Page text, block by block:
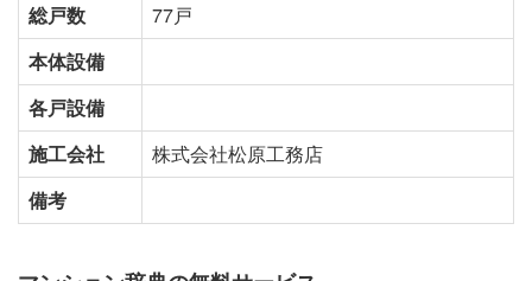
総戸数
77戸
本体設備
各戸設備
施工会社
株式会社松原工務店
備考